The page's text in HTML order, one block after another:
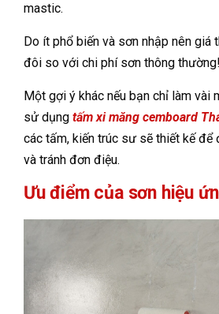
mastic.
Do ít phổ biến và sơn nhập nên giá
đôi so với chi phí sơn thông thường!
Một gợi ý khác nếu bạn chỉ làm vài
sử dụng tấm xi măng cemboard
các tấm, kiến trúc sư sẽ thiết kế để
và tránh đơn điệu.
Ưu điểm của sơn hiệu